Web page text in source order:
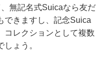
無記名式Suicaなら友だ
できますし、記念Suica
コレクションとして複数
ょう。